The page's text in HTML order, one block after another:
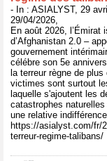
- In : ASIALYST, 29
29/04/2026,
En août 2026, l’Émirat
d’Afghanistan 2.0 –
gouvernement
célébre son 5e
la terreur règne de
victimes sont surtout
laquelle s'ajoutent les
catastrophes
une relative
https://asialyst.com/fr/
terreur-regime-talibans/